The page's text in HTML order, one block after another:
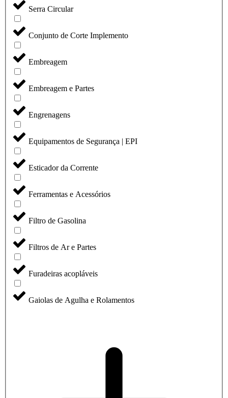
Serra Circular
Conjunto de Corte Implemento
Embreagem
Embreagem e Partes
Engrenagens
Equipamentos de Segurança | EPI
Esticador da Corrente
Ferramentas e Acessórios
Filtro de Gasolina
Filtros de Ar e Partes
Furadeiras acopláveis
Gaiolas de Agulha e Rolamentos